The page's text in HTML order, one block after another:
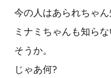
今の人はあられちゃん
ミナミちゃんも知らな
そうか。
じゃあ何?